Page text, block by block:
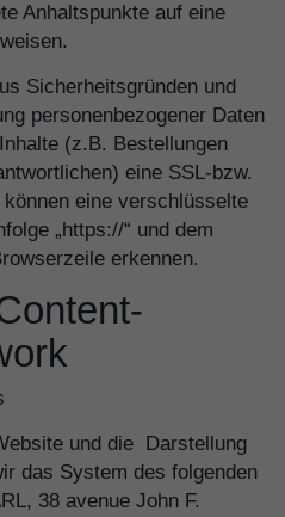
Anhaltspunkte auf eine
Sicherheitsgründen und
personenbezogener Daten
(z.B. Bestellungen
eine SSL-bzw.
eine verschlüsselte
„https://“ und dem
erkennen.
und die Darstellung
das System des folgenden
38 avenue John F.